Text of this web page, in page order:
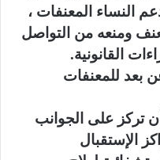
النساء المعنفات ،
ومنعه من التواصل
القانونية.
بعد للمعنفات
أن تركز على الجوانب
الإستقبال